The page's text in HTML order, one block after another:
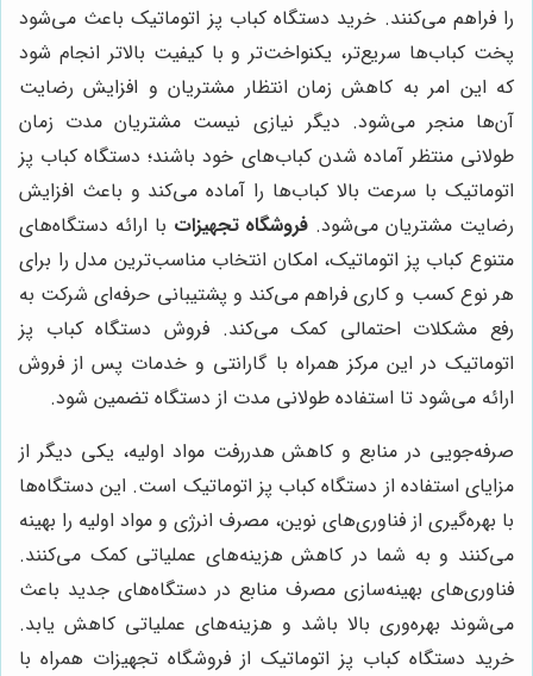
را فراهم می‌کنند. خرید دستگاه کباب پز اتوماتیک باعث می‌شود
پخت کباب‌ها سریع‌تر، یکنواخت‌تر و با کیفیت بالاتر انجام شود
که این امر به کاهش زمان انتظار مشتریان و افزایش رضایت
آن‌ها منجر می‌شود. دیگر نیازی نیست مشتریان مدت زمان
طولانی منتظر آماده شدن کباب‌های خود باشند؛ دستگاه کباب پز
اتوماتیک با سرعت بالا کباب‌ها را آماده می‌کند و باعث افزایش
رضایت مشتریان می‌شود. فروشگاه تجهیزات با ارائه دستگاه‌های
متنوع کباب پز اتوماتیک، امکان انتخاب مناسب‌ترین مدل را برای
هر نوع کسب و کاری فراهم می‌کند و پشتیبانی حرفه‌ای شرکت به
رفع مشکلات احتمالی کمک می‌کند. فروش دستگاه کباب پز
اتوماتیک در این مرکز همراه با گارانتی و خدمات پس از فروش
ارائه می‌شود تا استفاده طولانی مدت از دستگاه تضمین شود.
صرفه‌جویی در منابع و کاهش هدررفت مواد اولیه، یکی دیگر از
مزایای استفاده از دستگاه کباب پز اتوماتیک است. این دستگاه‌ها
با بهره‌گیری از فناوری‌های نوین، مصرف انرژی و مواد اولیه را بهینه
می‌کنند و به شما در کاهش هزینه‌های عملیاتی کمک می‌کنند.
فناوری‌های بهینه‌سازی مصرف منابع در دستگاه‌های جدید باعث
می‌شوند بهره‌وری بالا باشد و هزینه‌های عملیاتی کاهش یابد.
خرید دستگاه کباب پز اتوماتیک از فروشگاه تجهیزات همراه با